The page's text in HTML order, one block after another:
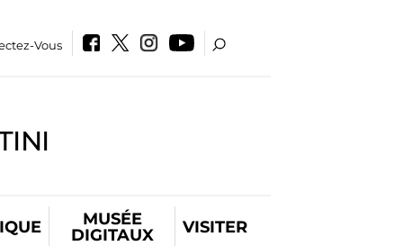
Vous
MUSÉE
DIGITAUX
VISITER